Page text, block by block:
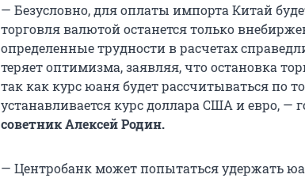
— Безусловно, для оплаты импорта Китай
торговля валютой останется только
определенные трудности в расчетах
теряет оптимизма, заявляя, что остановка
так как курс юаня будет рассчитываться по
устанавливается курс доллара США и евро, —
советник Алексей Родин.
— Центробанк может попытаться удержать